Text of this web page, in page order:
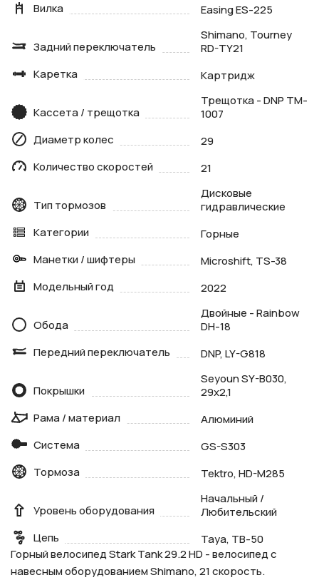
Вилка
Easing ES-225
Задний переключатель
Shimano, Tourney
RD-TY21
Каретка
Картридж
Кассета / трещотка
Трещотка - DNP TM-
1007
Диаметр колес
29
Количество скоростей
21
Тип тормозов
Дисковые
гидравлические
Категории
Горные
Манетки / шифтеры
Microshift, TS-38
Модельный год
2022
Обода
Двойные - Rainbow
DH-18
Передний переключатель
DNP, LY-G818
Покрышки
Seyoun SY-B030,
29х2,1
Рама / материал
Алюминий
Система
GS-S303
Тормоза
Tektro, HD-M285
Уровень оборудования
Начальный /
Любительский
Цепь
Taya, TB-50
Горный велосипед Stark Tank 29.2 HD - велосипед с
навесным оборудованием Shimano, 21 скорость.